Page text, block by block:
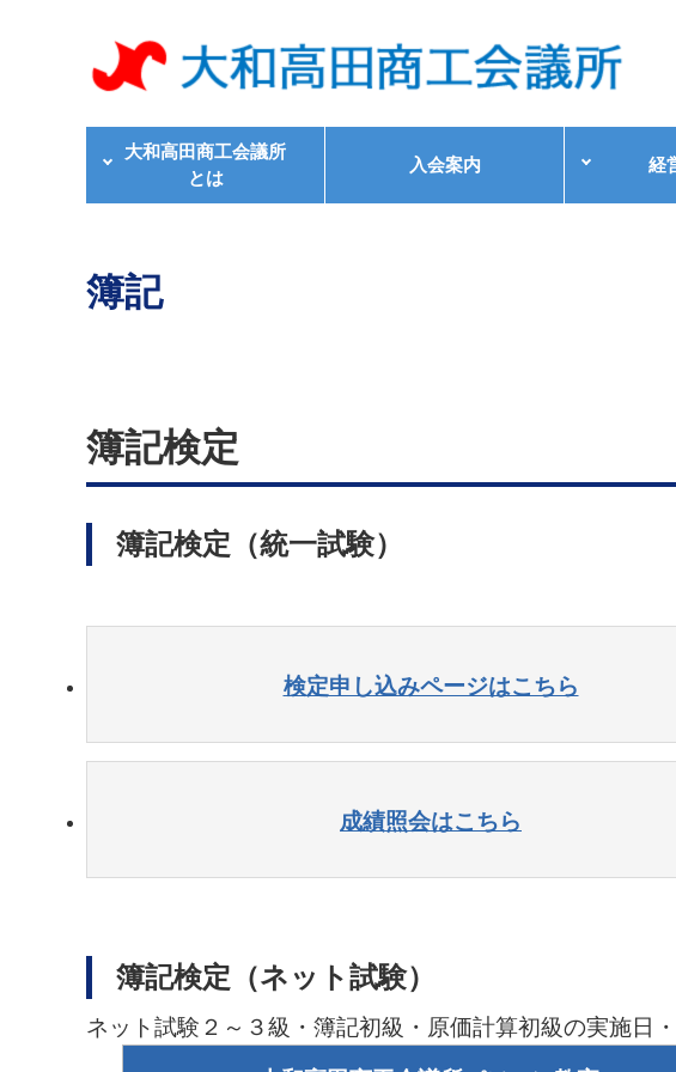
大和高田商工会議所
とは
入会案内 経
簿記
簿記検定
簿記検定（統一試験）
検定申し込みページはこちら
成績照会はこちら
簿記検定（ネット試験）
ネット試験２～３級・簿記初級・原価計算初級の実施日